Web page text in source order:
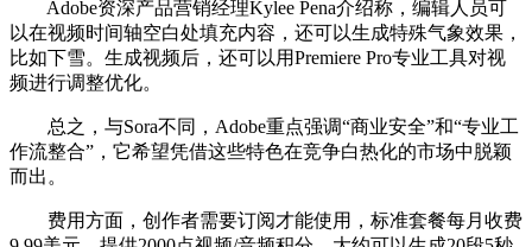
Adobe资深产品营销经理Kylee Pena介绍称，编辑人员可
以在视频时间轴空白处填充内容，还可以生成特殊气象效果，
比如下雪。生成视频后，还可以用Premiere Pro专业工具对视
频进行调整优化。
总之，与Sora不同，Adobe重点强调“商业安全”和“专业工
作流整合”，它希望凭借这些特色在竞争白热化的市场中脱颖
而出。
费用方面，创作者需要订阅才能使用，标准套餐每月收费